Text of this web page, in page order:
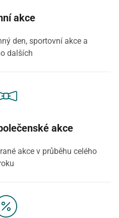
akce
den, sportovní akce a
dalších
akce
akce v průběhu celého